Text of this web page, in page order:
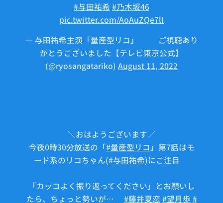
#与田祐希 #乃木坂46
pic.twitter.com/AoAuZQe7lI
— 与田祐希主演「量産型リコ」🤖⚙ご視聴あり
がとうございました【テレビ東京公式】
(@ryosangatariko) August 11, 2022
＼おはようございます／
今夜0時30分放送の「#量産型リコ 」第7話はモ
ード系のリコちゃん(#与田祐希)にご注目💖
「カッコよく振り返ってください」とお願いし
たら、ちょっと勢いが…💦 #藤井夏恋 #望月歩 #